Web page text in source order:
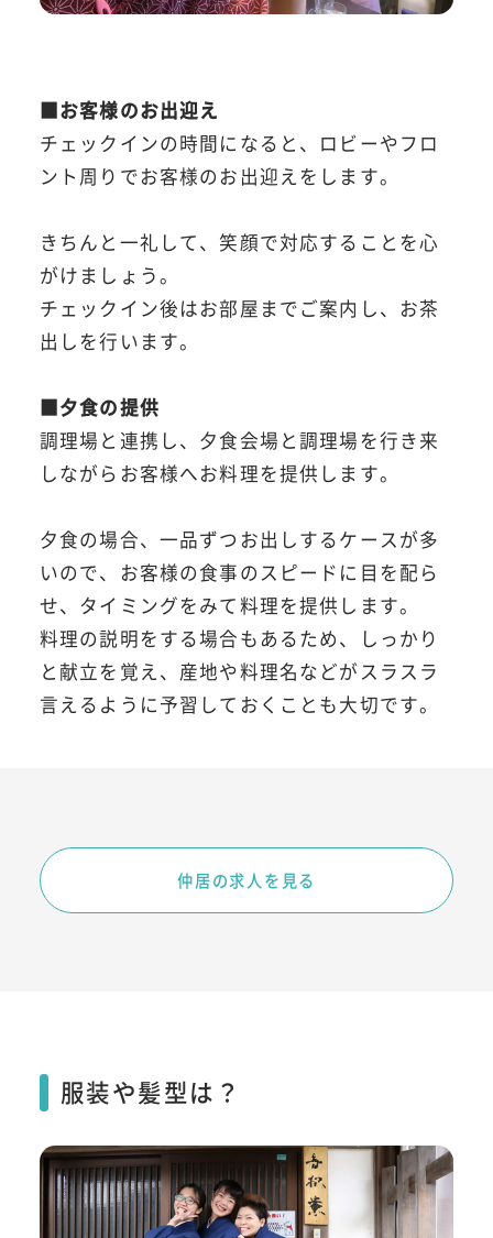
■お客様のお出迎え
チェックインの時間になると、ロビーやフロ
ント周りでお客様のお出迎えをします。
きちんと一礼して、笑顔で対応することを心
がけましょう。
チェックイン後はお部屋までご案内し、お茶
出しを行います。
■夕食の提供
調理場と連携し、夕食会場と調理場を行き来
しながらお客様へお料理を提供します。
夕食の場合、一品ずつお出しするケースが多
いので、お客様の食事のスピードに目を配ら
せ、タイミングをみて料理を提供します。
料理の説明をする場合もあるため、しっかり
と献立を覚え、産地や料理名などがスラスラ
言えるように予習しておくことも大切です。
仲居の求人を見る
服装や髪型は？